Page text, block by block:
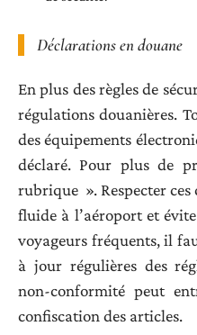
Déclarations en douane
En plus des règles de
régulations douanières.
des équipements
déclaré. Pour plus de
rubrique ». Respecter ces
fluide à l’aéroport et
voyageurs fréquents, il
à jour régulières des
non-conformité peut
confiscation des articles.